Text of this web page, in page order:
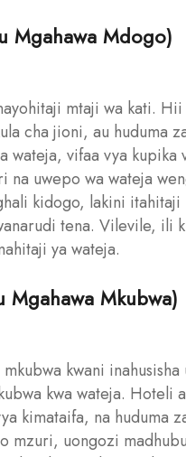
Mgahawa Mdogo)
mtaji wa kati.
cha jioni, au huduma
wateja, vifaa vya kupika
uwepo wa wateja
kidogo, lakini
tena. Vilevile, ili
ya wateja.
Mgahawa Mkubwa)
kwani
kwa wateja. Hoteli
kimataifa, na huduma
mzuri, uongozi